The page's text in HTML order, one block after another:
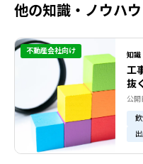
他の知識・ノウハ
知識
工
抜
公
不動産会社向け